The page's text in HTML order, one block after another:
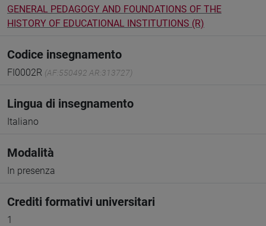
GENERAL PEDAGOGY AND FOUNDATIONS OF THE
HISTORY OF EDUCATIONAL INSTITUTIONS (R)
Codice insegnamento
FI0002R (AF:550492 AR:313727)
Lingua di insegnamento
Italiano
Modalità
In presenza
Crediti formativi universitari
1